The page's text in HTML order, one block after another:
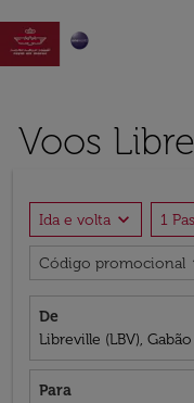

Voos
Ida e volta expand_more 1
Código promocional
De
Libreville (LBV), Gabão
Para